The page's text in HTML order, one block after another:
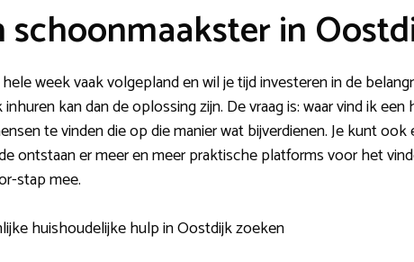
schoonmaakster in
week vaak volgepland en wil je tijd investeren in de
kan dan de oplossing zijn. De vraag is: waar vind ik
te vinden die op die manier wat bijverdienen. Je kunt
ontstaan er meer en meer praktische platforms voor het
stap mee.
huishoudelijke hulp in Oostdijk zoeken